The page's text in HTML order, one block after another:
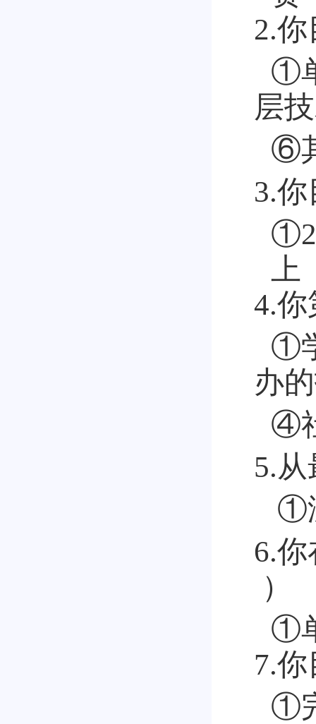
2.
①
层
⑥
3.
4.
①
办
④
5.
①
6.
）
①
7.
①